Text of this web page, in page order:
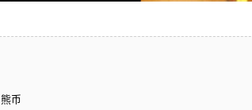
熊币